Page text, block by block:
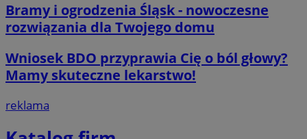
Bramy i ogrodzenia Śląsk - nowoczesne
rozwiązania dla Twojego domu
Wniosek BDO przyprawia Cię o ból głowy?
Mamy skuteczne lekarstwo!
reklama